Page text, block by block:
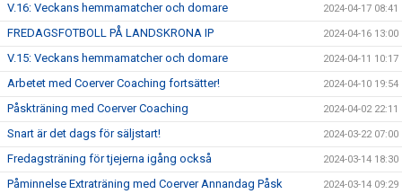
V.16: Veckans hemmamatcher och domare 2024-04-17 08:41
FREDAGSFOTBOLL PÅ LANDSKRONA IP 2024-04-16 13:00
V.15: Veckans hemmamatcher och domare 2024-04-11 10:17
Arbetet med Coerver Coaching fortsätter! 2024-04-10 19:54
Påskträning med Coerver Coaching 2024-04-02 22:11
Snart är det dags för säljstart! 2024-03-22 07:00
Fredagsträning för tjejerna igång också 2024-03-14 18:30
Påminnelse Extraträning med Coerver Annandag Påsk 2024-03-14 09:29